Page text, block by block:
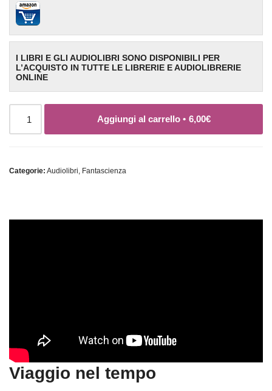
I LIBRI E GLI AUDIOLIBRI SONO DISPONIBILI PER
L’ACQUISTO IN TUTTE LE LIBRERIE E AUDIOLIBRERIE
ONLINE
Aggiungi al carrello • 6,00€
Categorie: Audiolibri, Fantascienza
Viaggio nel tempo